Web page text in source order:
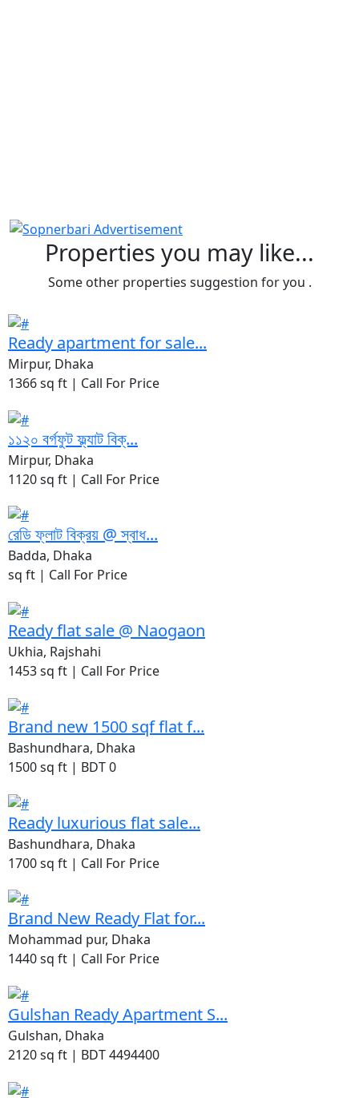
Properties you may like...
Some other properties suggestion for you .
Ready apartment for sale...
Mirpur, Dhaka
1366 sq ft | Call For Price
১১২০ বর্গফুট ফ্ল্যাট বিক্...
Mirpur, Dhaka
1120 sq ft | Call For Price
রেডি ফ্লাট বিক্রয় @ স্বাধ...
Badda, Dhaka
sq ft | Call For Price
Ready flat sale @ Naogaon
Ukhia, Rajshahi
1453 sq ft | Call For Price
Brand new 1500 sqf flat f...
Bashundhara, Dhaka
1500 sq ft | BDT 0
Ready luxurious flat sale...
Bashundhara, Dhaka
1700 sq ft | Call For Price
Brand New Ready Flat for...
Mohammad pur, Dhaka
1440 sq ft | Call For Price
Gulshan Ready Apartment S...
Gulshan, Dhaka
2120 sq ft | BDT 4494400